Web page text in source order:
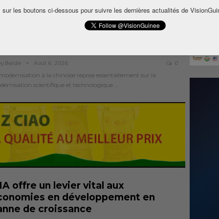
la modernisation à la
Août 6, 2026 0
à la chinoise repose essentiellement sur la
scientifique et technologique.…
offre un levier vital aux
en développement en
de croissance
sur les boutons ci-dessous pour suivre les dernières actualités de